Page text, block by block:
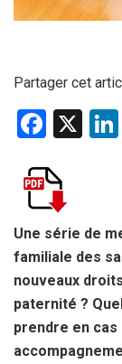
Partager cet
F
ce
b
o
o
k
X
Une série de
familiale des
nouveaux
paternité ?
prendre en cas